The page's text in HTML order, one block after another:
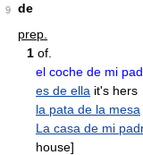
9
de
prep.
1 of.
el coche de mi
es de ella it's hers
la pata de la mesa
La casa de mi
house]